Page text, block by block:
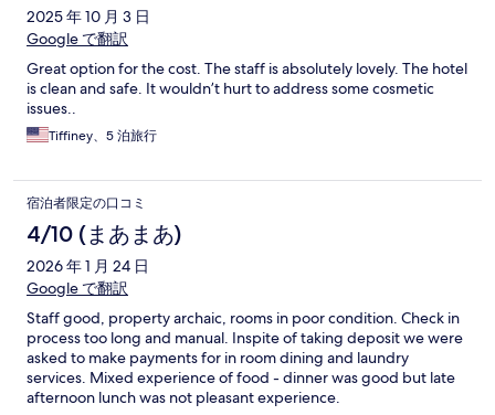
2025 年 10 月 3 日
Google で翻訳
Great option for the cost. The staff is absolutely lovely. The hotel
is clean and safe. It wouldn’t hurt to address some cosmetic
issues..
Tiffiney、5 泊旅行
宿泊者限定の口コミ
4/10 (まあまあ)
2026 年 1 月 24 日
Google で翻訳
Staff good, property archaic, rooms in poor condition. Check in
process too long and manual. Inspite of taking deposit we were
asked to make payments for in room dining and laundry
services. Mixed experience of food - dinner was good but late
afternoon lunch was not pleasant experience.